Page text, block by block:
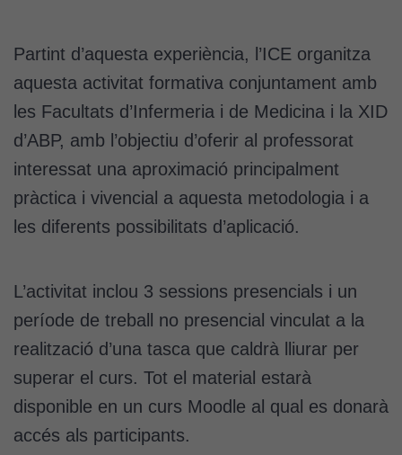
Partint d’aquesta experiència, l’ICE organitza
aquesta activitat formativa conjuntament amb
les Facultats d’Infermeria i de Medicina i la XID
d’ABP, amb l’objectiu d’oferir al professorat
interessat una aproximació principalment
pràctica i vivencial a aquesta metodologia i a
les diferents possibilitats d’aplicació.
L’activitat inclou 3 sessions presencials i un
període de treball no presencial vinculat a la
realització d’una tasca que caldrà lliurar per
superar el curs. Tot el material estarà
disponible en un curs Moodle al qual es donarà
accés als participants.